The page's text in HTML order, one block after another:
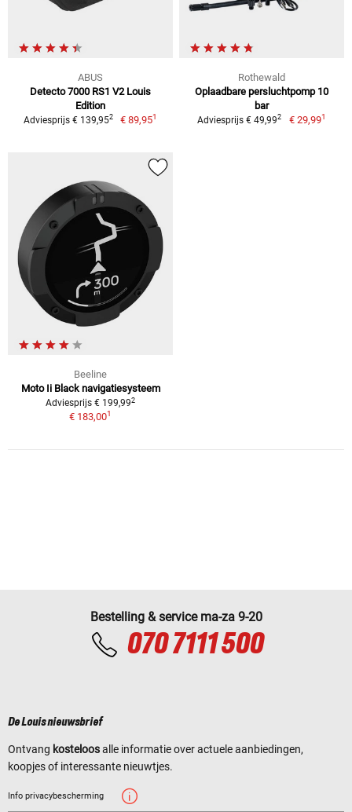
ABUS
Detecto 7000 RS1 V2 Louis
Edition
Adviesprijs € 139,952 € 89,951
Rothewald
Oplaadbare persluchtpomp 10
bar
Adviesprijs € 49,992 € 29,991
Beeline
Moto Ii Black navigatiesysteem
Adviesprijs € 199,992
€ 183,001
Bestelling & service ma-za 9-20
070 7111 500
De Louis nieuwsbrief
Ontvang kosteloosalle informatie over actuele aanbiedingen,
koopjes of interessante nieuwtjes.
Info privacybescherming